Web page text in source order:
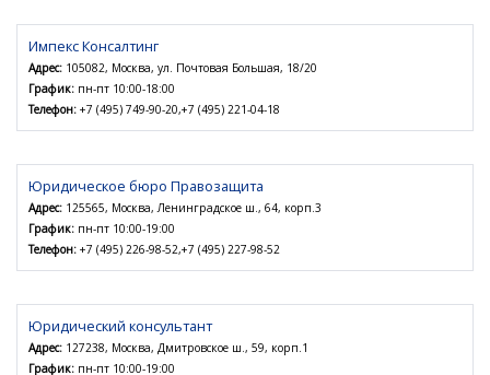
Импекс Консалтинг
Адрес: 105082, Москва, ул. Почтовая Большая, 18/20
График: пн-пт 10:00-18:00
Телефон: +7 (495) 749-90-20,+7 (495) 221-04-18
Юридическое бюро Правозащита
Адрес: 125565, Москва, Ленинградское ш., 64, корп.3
График: пн-пт 10:00-19:00
Телефон: +7 (495) 226-98-52,+7 (495) 227-98-52
Юридический консультант
Адрес: 127238, Москва, Дмитровское ш., 59, корп.1
График: пн-пт 10:00-19:00